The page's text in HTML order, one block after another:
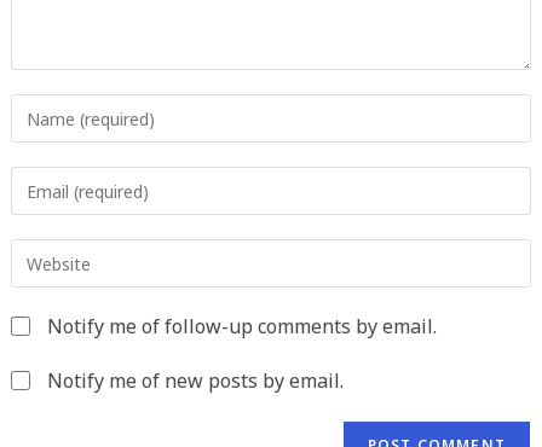
your
username
to
comment
your
address
to
comment
your
URL
Notify me of follow-up comments by email.
Notify me of new posts by email.